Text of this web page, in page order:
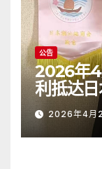
公告
2026年
利抵达
2026年4月